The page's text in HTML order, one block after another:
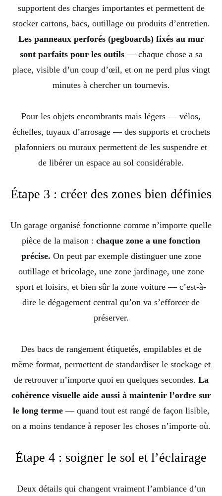
supportent des charges importantes et permettent de
stocker cartons, bacs, outillage ou produits d’entretien.
Les panneaux perforés (pegboards) fixés au mur
sont parfaits pour les outils— chaque chose a sa
place, visible d’un coup d’œil, et on ne perd plus vingt
minutes à chercher un tournevis.
Pour les objets encombrants mais légers — vélos,
échelles, tuyaux d’arrosage — des supports et crochets
plafonniers ou muraux permettent de les suspendre et
de libérer un espace au sol considérable.
Étape 3 : créer des zones bien définies
Un garage organisé fonctionne comme n’importe quelle
pièce de la maison : chaque zone a une fonction
précise. On peut par exemple distinguer une zone
outillage et bricolage, une zone jardinage, une zone
sport et loisirs, et bien sûr la zone voiture — c’est-à-
dire le dégagement central qu’on va s’efforcer de
préserver.
Des bacs de rangement étiquetés, empilables et de
même format, permettent de standardiser le stockage et
de retrouver n’importe quoi en quelques secondes. La
cohérence visuelle aide aussi à maintenir l’ordre sur
le long terme— quand tout est rangé de façon lisible,
on a moins tendance à reposer les choses n’importe où.
Étape 4 : soigner le sol et l’éclairage
Deux détails qui changent vraiment l’ambiance d’un